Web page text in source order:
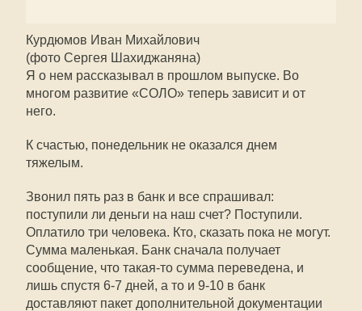
Курдюмов Иван Михайлович
(фото Сергея Шахиджаняна)
Я о нем рассказывал в прошлом выпуске. Во
многом развитие «СОЛО» теперь зависит и от
него.
К счастью, понедельник не оказался днем
тяжелым.
Звонил пять раз в банк и все спрашивал:
поступили ли деньги на наш счет? Поступили.
Оплатило три человека. Кто, сказать пока не могут.
Сумма маленькая. Банк сначала получает
сообщение, что такая-то сумма переведена, и
лишь спустя 6-7 дней, а то и 9-10 в банк
доставляют пакет дополнительной документации 